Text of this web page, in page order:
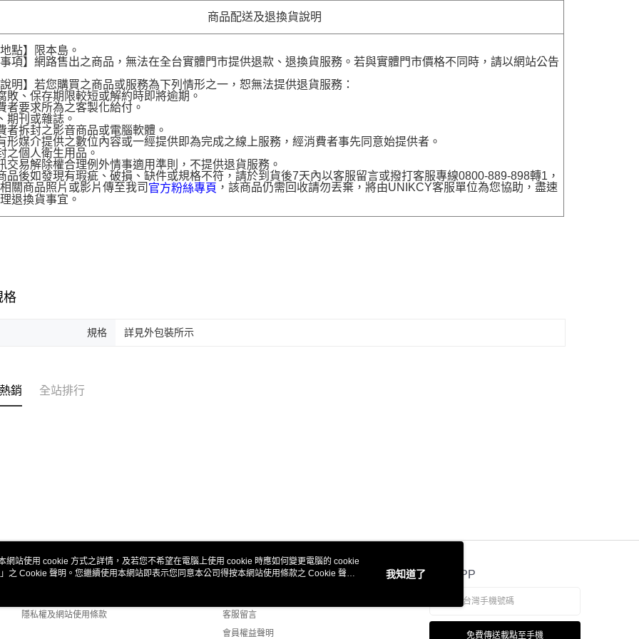
商品配送及退換貨說明
點】限本島。
項】網路售出之商品，無法在全台實體門市提供退款、退換貨服務。若與實體門市價格不同時，請以網站公告
明】若您購買之商品或服務為下列情形之一，恕無法提供退貨服務：
敗、保存期限較短或解約時即將逾期。
者要求所為之客製化給付。
期刊或雜誌。
者拆封之影音商品或電腦軟體。
形媒介提供之數位內容或一經提供即為完成之線上服務，經消費者事先同意始提供者。
之個人衛生用品。
交易解除權合理例外情事適用準則，不提供退貨服務。
品後如發現有瑕疵、破損、缺件或規格不符，請於到貨後7天內以客服留言或撥打客服專線0800-889-898轉1，
關商品照片或影片傳至我司 官方粉絲專頁 ，該商品仍需回收請勿丟棄，將由UNIKCY客服單位為您協助，盡速
退換貨事宜。
格
規格 詳見外包裝所示
銷 全站排行
關於我們
隱私權及網站使用條款
客服資訊
客服留言
會員權益聲明
官方APP
免費傳送載點至手機
網站使用 cookie 方式之詳情，及若您不希望在電腦上使用 cookie 時應如何變更電腦的 cookie
」之 Cookie 聲明。您繼續使用本網站即表示您同意本公司得按本網站使用條款之 Cookie 聲明
我知道了